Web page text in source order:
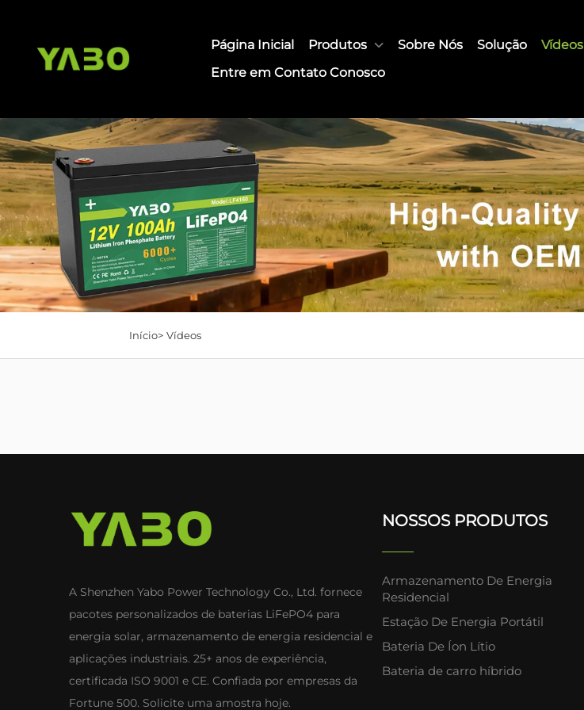
Página Inicial Produtos Sobre Nós Solução Vídeos
Entre em Contato Conosco
Início> Vídeos
A Shenzhen Yabo Power Technology Co., Ltd. fornece
pacotes personalizados de baterias LiFePO4 para
energia solar, armazenamento de energia residencial e
aplicações industriais. 25+ anos de experiência,
certificada ISO 9001 e CE. Confiada por empresas da
Fortune 500. Solicite uma amostra hoje.
NOSSOS PRODUTOS
Armazenamento De Energia
Residencial
Estação De Energia Portátil
Bateria De Íon Lítio
Bateria de carro híbrido